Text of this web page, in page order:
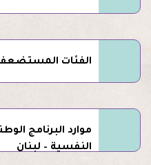
الفئات
موارد البرنامج
النفسية – لبنان